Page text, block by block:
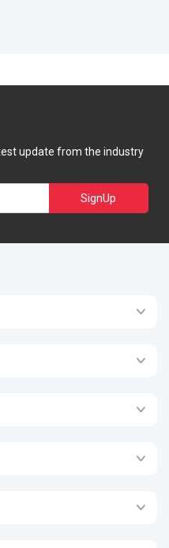
update from the industry
SignUp